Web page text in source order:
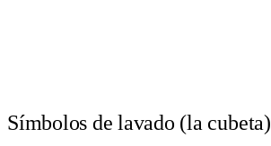
Símbolos de lavado (la cubeta)